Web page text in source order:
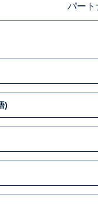
パート
)